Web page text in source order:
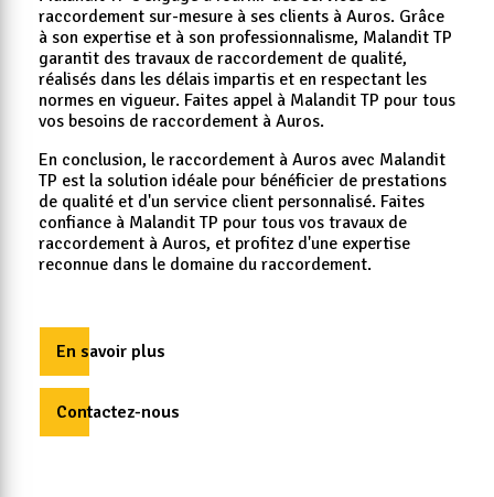
raccordement sur-mesure à ses clients à Auros. Grâce
à son expertise et à son professionnalisme, Malandit TP
garantit des travaux de raccordement de qualité,
réalisés dans les délais impartis et en respectant les
normes en vigueur. Faites appel à Malandit TP pour tous
vos besoins de raccordement à Auros.
En conclusion, le raccordement à Auros avec Malandit
TP est la solution idéale pour bénéficier de prestations
de qualité et d'un service client personnalisé. Faites
confiance à Malandit TP pour tous vos travaux de
raccordement à Auros, et profitez d'une expertise
reconnue dans le domaine du raccordement.
En savoir plus
Contactez-nous